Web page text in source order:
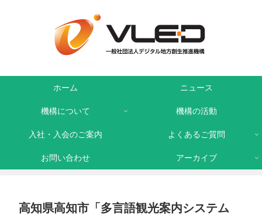
ホーム ニュース
機構について 機構の活動
入社・入会のご案内 よくあるご質問
お問い合わせ アーカイブ
高知県高知市「多言語観光案内システム